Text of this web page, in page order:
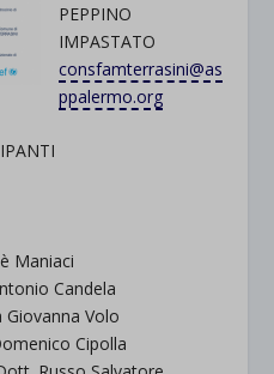
PEPPINO
IMPASTATO
consfamterrasini@as
ppalermo.org
Maniaci
Candela
Volo
Cipolla